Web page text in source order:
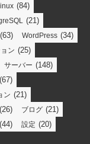
(84)
(21)
(63) WordPress (34)
ン (25)
サーバー (148)
(67)
ン (21)
(26) ブログ (21)
(44) 設定 (20)